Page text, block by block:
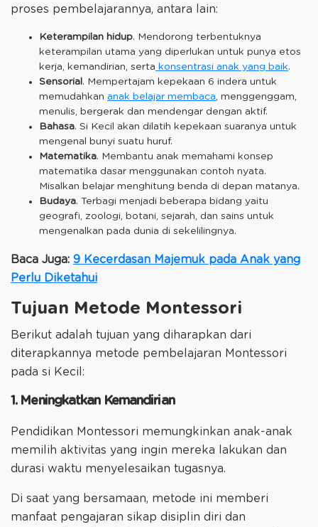
proses pembelajarannya, antara lain:
Keterampilan hidup. Mendorong terbentuknya
keterampilan utama yang diperlukan untuk punya etos
kerja, kemandirian, serta konsentrasi anak yang baik.
Sensorial . Mempertajam kepekaan 6 indera untuk
memudahkan anak belajar membaca , menggenggam,
menulis, bergerak dan mendengar dengan aktif.
Bahasa. Si Kecil akan dilatih kepekaan suaranya untuk
mengenal bunyi suatu huruf.
Matematika. Membantu anak memahami konsep
matematika dasar menggunakan contoh nyata.
Misalkan belajar menghitung benda di depan matanya.
Budaya. Terbagi menjadi beberapa bidang yaitu
geografi, zoologi, botani, sejarah, dan sains untuk
mengenalkan pada dunia di sekelilingnya.
Baca Juga: 9 Kecerdasan Majemuk pada Anak yang
Perlu Diketahui
Tujuan Metode Montessori
Berikut adalah tujuan yang diharapkan dari
diterapkannya metode pembelajaran Montessori
pada si Kecil:
1. Meningkatkan Kemandirian
Pendidikan Montessori memungkinkan anak-anak
memilih aktivitas yang ingin mereka lakukan dan
durasi waktu menyelesaikan tugasnya.
Di saat yang bersamaan, metode ini memberi
manfaat pengajaran sikap disiplin diri dan